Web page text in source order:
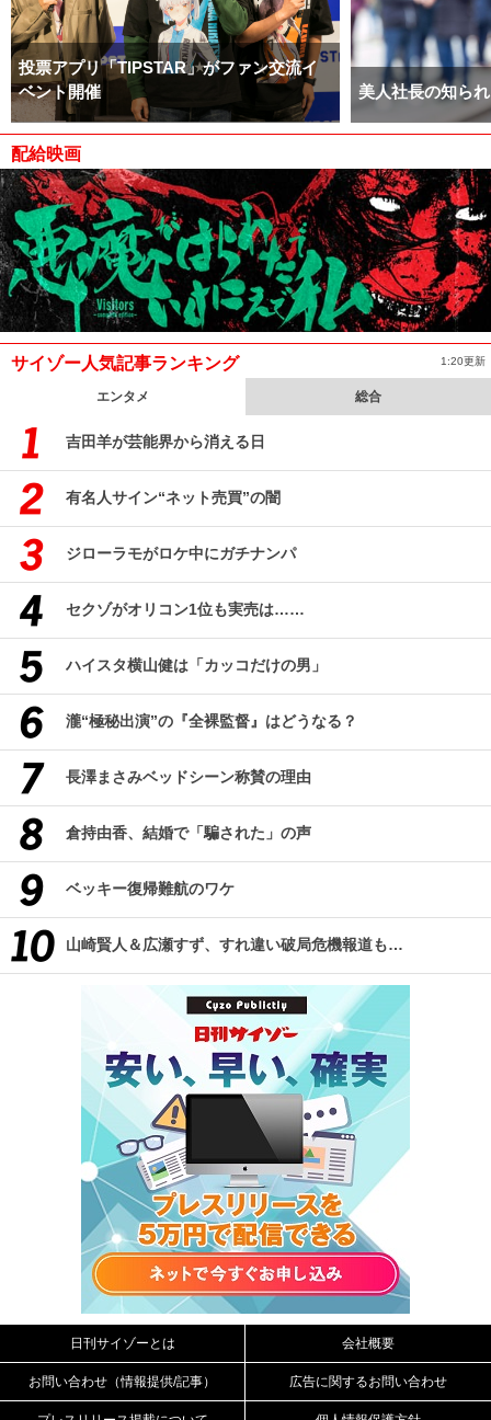
投票アプリ「TIPSTAR」がファン交流イ
ベント開催
美人社長の知ら
配給映画
サイゾー人気記事ランキング 1:20更新
エンタメ 総合
吉田羊が芸能界から消える日
有名人サイン“ネット売買”の闇
ジローラモがロケ中にガチナンパ
セクゾがオリコン1位も実売は……
ハイスタ横山健は「カッコだけの男」
瀧“極秘出演”の『全裸監督』はどうなる？
長澤まさみベッドシーン称賛の理由
倉持由香、結婚で「騙された」の声
ベッキー復帰難航のワケ
山崎賢人＆広瀬すず、すれ違い破局危機報道も…
日刊サイゾーとは 会社概要
お問い合わせ（情報提供/記事） 広告に関するお問い合わせ